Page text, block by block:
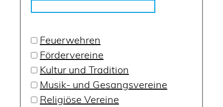
Feuerwehren
Fördervereine
Kultur und Tradition
Musik- und Gesangsvereine
Religiöse Vereine